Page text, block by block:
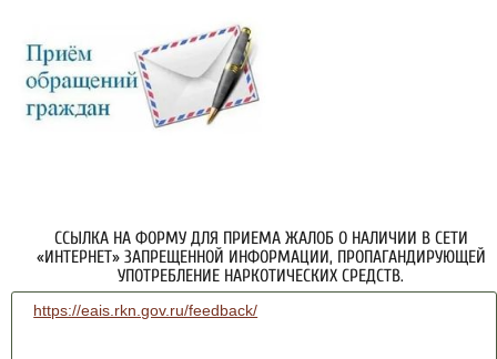
ССЫЛКА НА ФОРМУ ДЛЯ ПРИЕМА ЖАЛОБ О НАЛИЧИИ В СЕТИ
«ИНТЕРНЕТ» ЗАПРЕЩЕННОЙ ИНФОРМАЦИИ, ПРОПАГАНДИРУЮЩЕЙ
УПОТРЕБЛЕНИЕ НАРКОТИЧЕСКИХ СРЕДСТВ.
https://eais.rkn.gov.ru/feedback/